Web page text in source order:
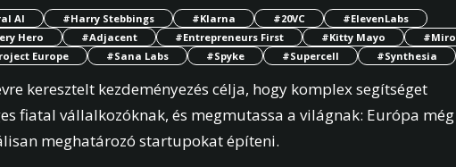
AI #Harry Stebbings #Klarna #20VC
#ElevenLabs
Hero #Adjacent #Entrepreneurs First #Kitty Mayo
#Miro
Europe #Sana Labs #Spyke #Supercell #Synthesia
keresztelt kezdeményezés célja, hogy komplex segítséget
fiatal vállalkozóknak, és megmutassa a világnak: Európa még
meghatározó startupokat építeni.